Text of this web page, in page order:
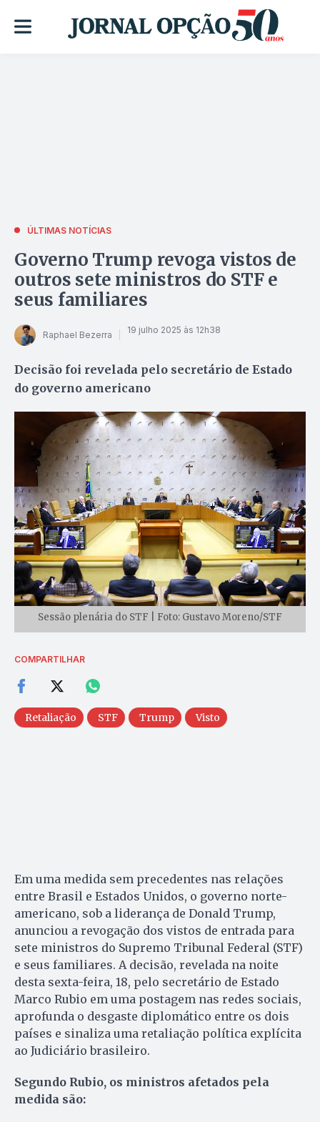
ÚLTIMAS NOTÍCIAS
Governo Trump revoga vistos de
outros sete ministros do STF e
seus familiares
Raphael Bezerra 19 julho 2025 às 12h38
Decisão foi revelada pelo secretário de Estado
do governo americano
Sessão plenária do STF | Foto: Gustavo Moreno/STF
COMPARTILHAR
Retaliação STF Trump Visto
Em uma medida sem precedentes nas relações
entre Brasil e Estados Unidos, o governo norte-
americano, sob a liderança de Donald Trump,
anunciou a revogação dos vistos de entrada para
sete ministros do Supremo Tribunal Federal (STF)
e seus familiares. A decisão, revelada na noite
desta sexta-feira, 18, pelo secretário de Estado
Marco Rubio em uma postagem nas redes sociais,
aprofunda o desgaste diplomático entre os dois
países e sinaliza uma retaliação política explícita
ao Judiciário brasileiro.
Segundo Rubio, os ministros afetados pela
medida são: